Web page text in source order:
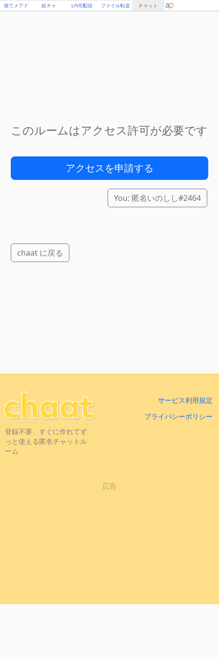
捨てメアド 絵チャ LIVE配信 ファイル転送 チャット
このルームはアクセス許可が必要です
アクセスを申請する
You: 匿名いのしし#2464
chaat に戻る
登録不要、すぐに作れてず
っと使える匿名チャットル
ーム
サービス利用規定
プライバシーポリシー
広告